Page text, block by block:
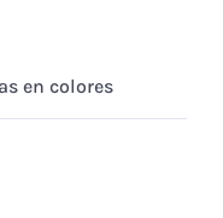
en colores